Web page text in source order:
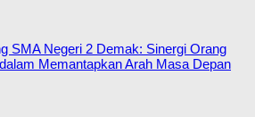
SMA Negeri 2 Demak: Sinergi Orang
Memantapkan Arah Masa Depan